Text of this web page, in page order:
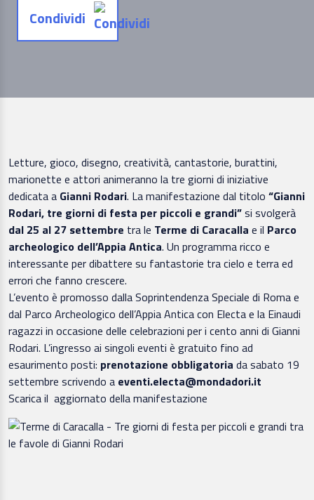
Condividi
Letture, gioco, disegno, creatività, cantastorie, burattini,
marionette e attori animeranno la tre giorni di iniziative
dedicata a Gianni Rodari. La manifestazione dal titolo “Gianni
Rodari, tre giorni di festa per piccoli e grandi”si svolgerà
dal 25 al 27 settembre tra le Terme di Caracalla e il Parco
archeologico dell’Appia Antica. Un programma ricco e
interessante per dibattere su fantastorie tra cielo e terra ed
errori che fanno crescere.
L’evento è promosso dalla Soprintendenza Speciale di Roma e
dal Parco Archeologico dell’Appia Antica con Electa e la Einaudi
ragazzi in occasione delle celebrazioni per i cento anni di Gianni
Rodari. L’ingresso ai singoli eventi è gratuito fino ad
esaurimento posti: prenotazione obbligatoria da sabato 19
settembre scrivendo a eventi.electa@mondadori.it
Scarica il aggiornato della manifestazione